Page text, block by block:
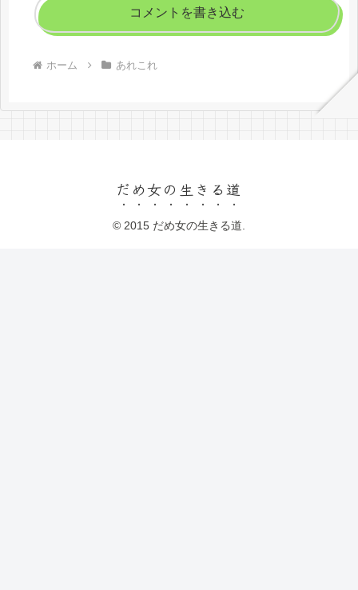
コメントを書き込む
ホーム あれこれ
だめ女の生きる道
© 2015 だめ女の生きる道.